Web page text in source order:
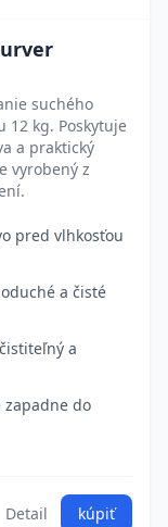
suchého
12 kg. Poskytuje
a praktický
vyrobený z
pred vlhkosťou
a čisté
a
do
Detail kúpiť